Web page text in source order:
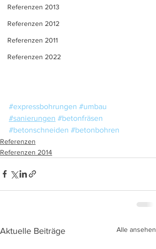
Referenzen 2013
Referenzen 2012
Referenzen 2011
Referenzen 2022
#expressbohrungen #umbau
#sanierungen #betonfräsen
#betonschneiden #betonbohren
Referenzen
Referenzen 2014
Aktuelle Beiträge Alle ansehen